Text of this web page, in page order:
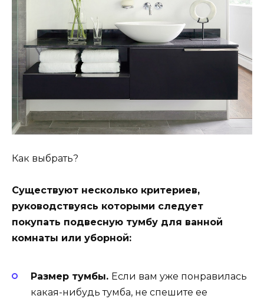
Как выбрать?
Существуют несколько критериев,
руководствуясь которыми следует
покупать подвесную тумбу для ванной
комнаты или уборной:
Размер тумбы. Если вам уже понравилась
какая-нибудь тумба, не спешите ее